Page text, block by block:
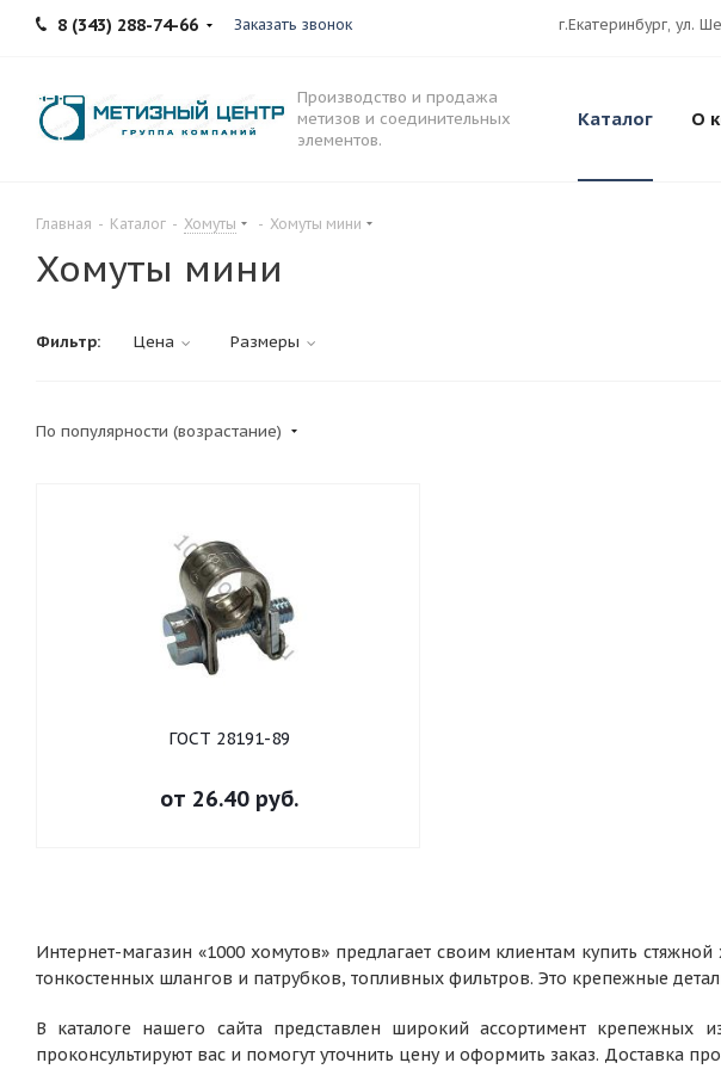
8 (343) 288-74-66 Заказать звонок г.Екатеринбург, ул.
Производство и продажа
метизов и соединительных
элементов.
Каталог О
Главная - Каталог - Хомуты - Хомуты мини
Хомуты мини
Фильтр: Цена Размеры
По популярности (возрастание)
ГОСТ 28191-89
от 26.40 руб.
Интернет-магазин «1000 хомутов» предлагает своим клиентам купить
тонкостенных шлангов и патрубков, топливных фильтров. Это крепежные
В каталоге нашего сайта представлен широкий ассортимент
проконсультируют вас и помогут уточнить цену и оформить заказ. Доставка